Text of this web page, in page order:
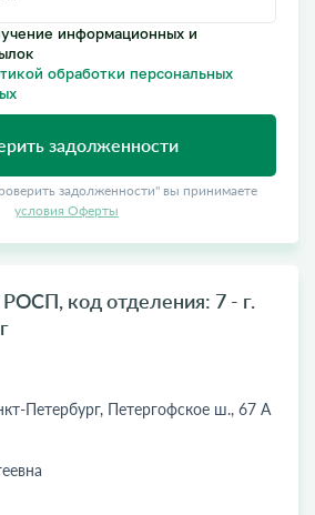
информационных и
обработки персональных
задолженности
задолженности" вы принимаете
условия Оферты
код отделения: 7 - г.
Петербург, Петергофское ш., 67 А